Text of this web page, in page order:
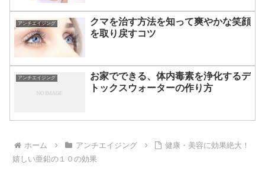
アンチエイジング
クマを治す方法を知って爽やかな笑顔
を取り戻すコツ
アンチエイジング
お家でできる、体内毒素を浄化するデ
トックスウォーターの作り方
ホーム アンチエイジング
健康・美容に効果絶大！
嬉しい亜鉛の１０の効果